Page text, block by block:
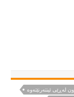
لەڕێی ئینتەرنێتەوە